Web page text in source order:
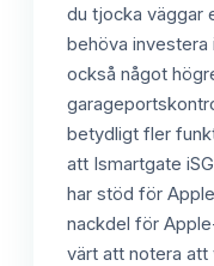
du tjocka väggar
behöva
också något
betydligt fler
att Ismartgate
har stöd för
nackdel för
värt att notera att